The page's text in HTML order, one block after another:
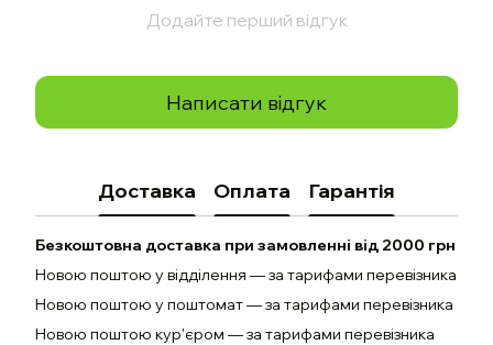
Додайте перший відгук
Написати відгук
Доставка Оплата Гарантія
Безкоштовна доставка при замовленні від 2000 грн
Новою поштою у відділення — за тарифами перевізника
Новою поштою у поштомат — за тарифами перевізника
Новою поштою кур'єром — за тарифами перевізника